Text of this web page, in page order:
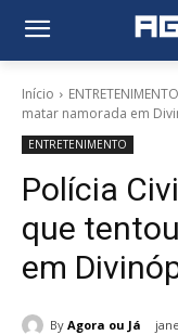
Início ENTRETENIMENTO
matar namorada em
ENTRETENIMENTO
Polícia
que
em
By Agora ou Já